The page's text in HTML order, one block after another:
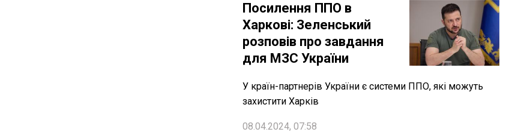
Посилення ППО в
Харкові: Зеленський
розповів про завдання
для МЗС України
У країн-партнерів України є системи ППО, які можуть
захистити Харків
08.04.2024, 07:58